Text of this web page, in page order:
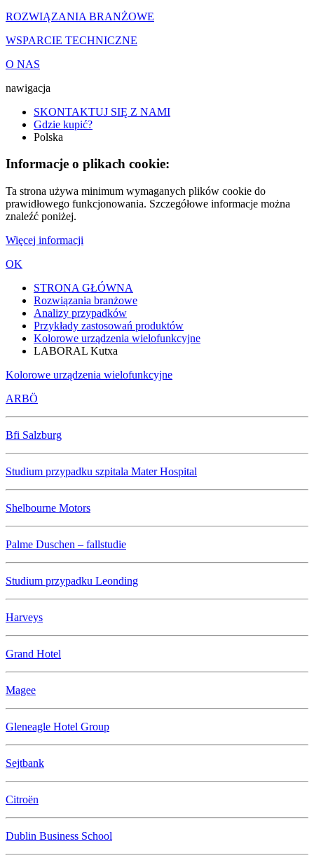
ROZWIĄZANIA BRANŻOWE
WSPARCIE TECHNICZNE
O NAS
nawigacja
SKONTAKTUJ SIĘ Z NAMI
Gdzie kupić?
Polska
Informacje o plikach cookie:
Ta strona używa minimum wymaganych plików cookie do
prawidłowego funkcjonowania. Szczegółowe informacje można
znaleźć poniżej.
Więcej informacji
OK
STRONA GŁÓWNA
Rozwiązania branżowe
Analizy przypadków
Przykłady zastosowań produktów
Kolorowe urządzenia wielofunkcyjne
LABORAL Kutxa
Kolorowe urządzenia wielofunkcyjne
ARBÖ
Bfi Salzburg
Studium przypadku szpitala Mater Hospital
Shelbourne Motors
Palme Duschen – fallstudie
Studium przypadku Leonding
Harveys
Grand Hotel
Magee
Gleneagle Hotel Group
Sejtbank
Citroën
Dublin Business School